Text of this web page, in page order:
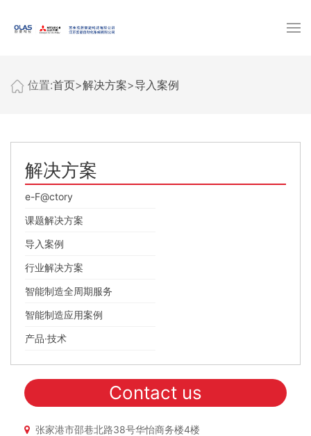
位置:首页>解决方案>导入案例
解决方案
e-F@ctory
课题解决方案
导入案例
行业解决方案
智能制造全周期服务
智能制造应用案例
产品·技术
Contact us
张家港市邵巷北路38号华怡商务楼4楼